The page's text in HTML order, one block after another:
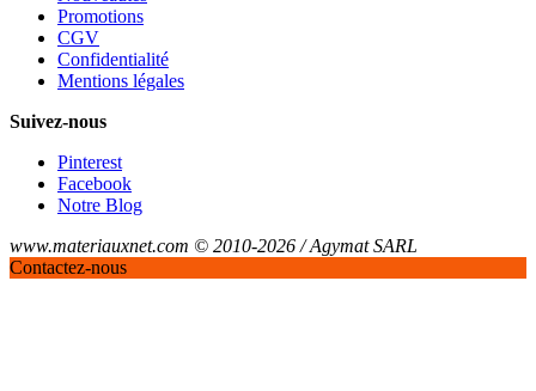
Promotions
CGV
Confidentialité
Mentions légales
Suivez-nous
Pinterest
Facebook
Notre Blog
www.materiauxnet.com © 2010-2026 / Agymat SARL
Contactez-nous